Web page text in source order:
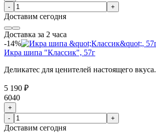
-
+
Доставим сегодня
Доставка за 2 часа
-14%
Икра шипа "Классик", 57г
Деликатес для ценителей настоящего вкуса.
5 190 ₽
6040
+
-
+
Доставим сегодня